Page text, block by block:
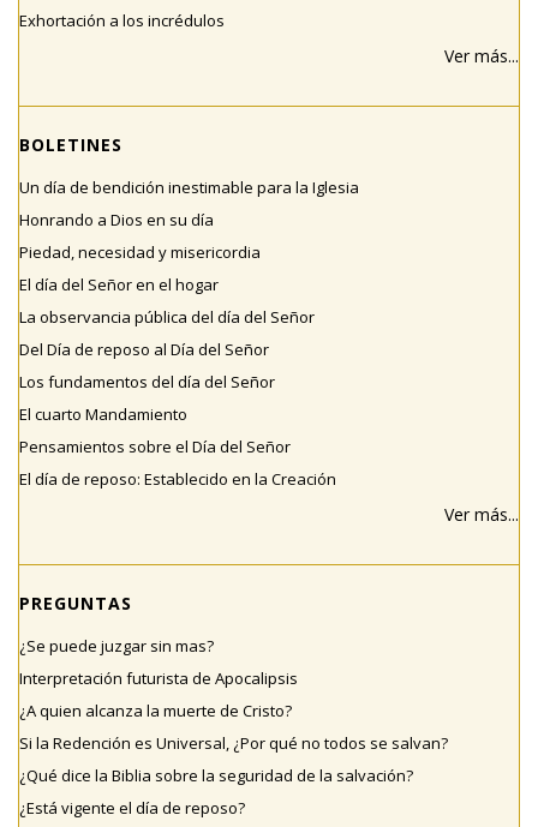
Exhortación a los incrédulos
Ver más...
BOLETINES
Un día de bendición inestimable para la Iglesia
Honrando a Dios en su día
Piedad, necesidad y misericordia
El día del Señor en el hogar
La observancia pública del día del Señor
Del Día de reposo al Día del Señor
Los fundamentos del día del Señor
El cuarto Mandamiento
Pensamientos sobre el Día del Señor
El día de reposo: Establecido en la Creación
Ver más...
PREGUNTAS
¿Se puede juzgar sin mas?
Interpretación futurista de Apocalipsis
¿A quien alcanza la muerte de Cristo?
Si la Redención es Universal, ¿Por qué no todos se salvan?
¿Qué dice la Biblia sobre la seguridad de la salvación?
¿Está vigente el día de reposo?